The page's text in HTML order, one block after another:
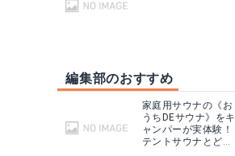
編集部のおすすめ
家庭用サウナの《お
うちDEサウナ》をキ
ャンパーが実体験！
テントサウナとどこ